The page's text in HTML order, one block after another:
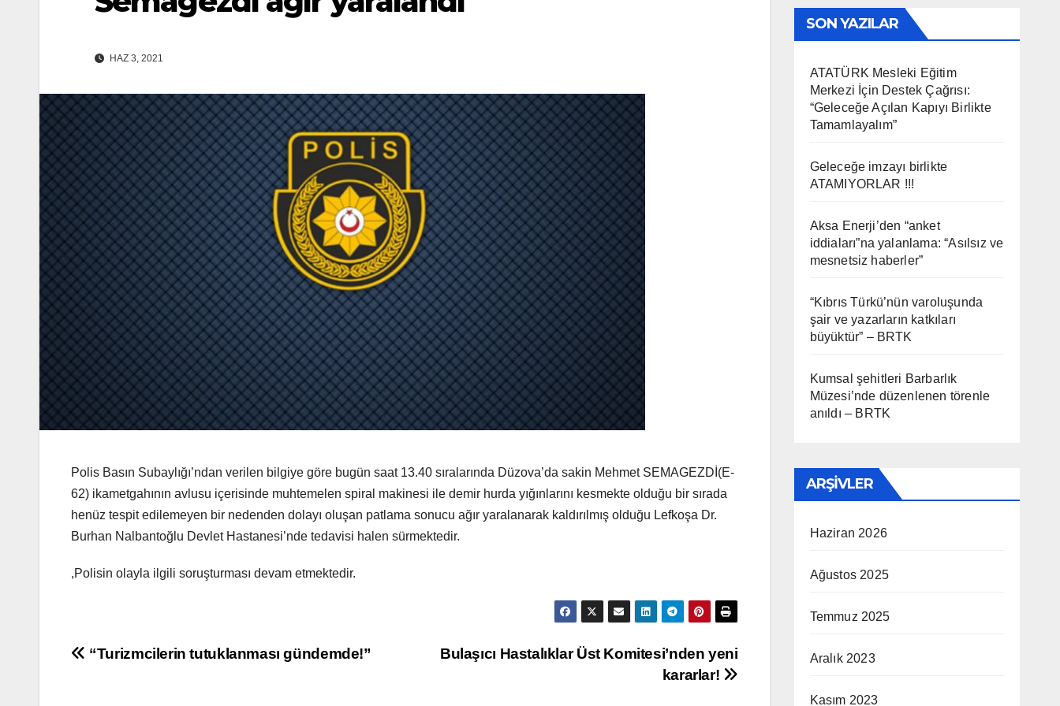
HAZ 3, 2021
Polis Basın Subaylığı’ndan verilen bilgiye göre bugün saat 13.40 sıralarında Düzova’da sakin Mehmet SEMAGEZDİ(E-
62) ikametgahının avlusu içerisinde muhtemelen spiral makinesi ile demir hurda yığınlarını kesmekte olduğu bir sırada
henüz tespit edilemeyen bir nedenden dolayı oluşan patlama sonucu ağır yaralanarak kaldırılmış olduğu Lefkoşa Dr.
Burhan Nalbantoğlu Devlet Hastanesi’nde tedavisi halen sürmektedir.
,Polisin olayla ilgili soruşturması devam etmektedir.
Yazı
Bulaşıcı Hastalıklar Üst Komitesi’nden yeni
kararlar!
“Turizmcilerin tutuklanması gündemde!”
SON YAZILAR
ATATÜRK Mesleki Eğitim
Merkezi İçin Destek Çağrısı:
“Geleceğe Açılan Kapıyı Birlikte
Tamamlayalım”
Geleceğe imzayı birlikte
ATAMIYORLAR !!!
Aksa Enerji’den “anket
iddiaları”na yalanlama: “Asılsız ve
mesnetsiz haberler”
“Kıbrıs Türkü’nün varoluşunda
şair ve yazarların katkıları
büyüktür” – BRTK
Kumsal şehitleri Barbarlık
Müzesi’nde düzenlenen törenle
anıldı – BRTK
ARŞIVLER
Haziran 2026
Ağustos 2025
Temmuz 2025
Aralık 2023
Kasım 2023